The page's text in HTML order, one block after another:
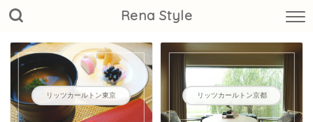
Rena Style
リッツカールトン東京 リッツカールトン京都